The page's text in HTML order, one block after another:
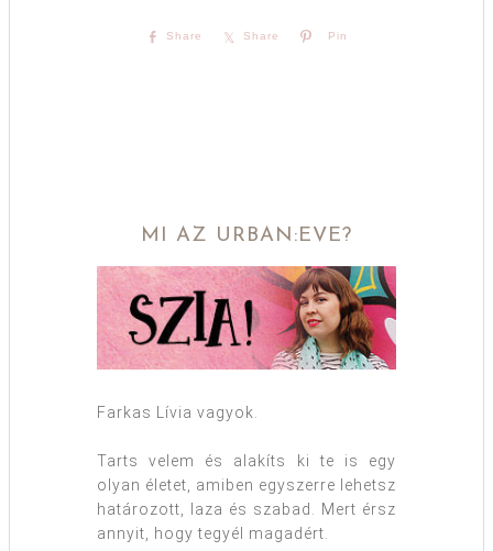
Share Share Pin
MI AZ URBAN:EVE?
Farkas Lívia vagyok.
Tarts velem és alakíts ki te is egy
olyan életet, amiben egyszerre lehetsz
határozott, laza és szabad. Mert érsz
annyit, hogy tegyél magadért.